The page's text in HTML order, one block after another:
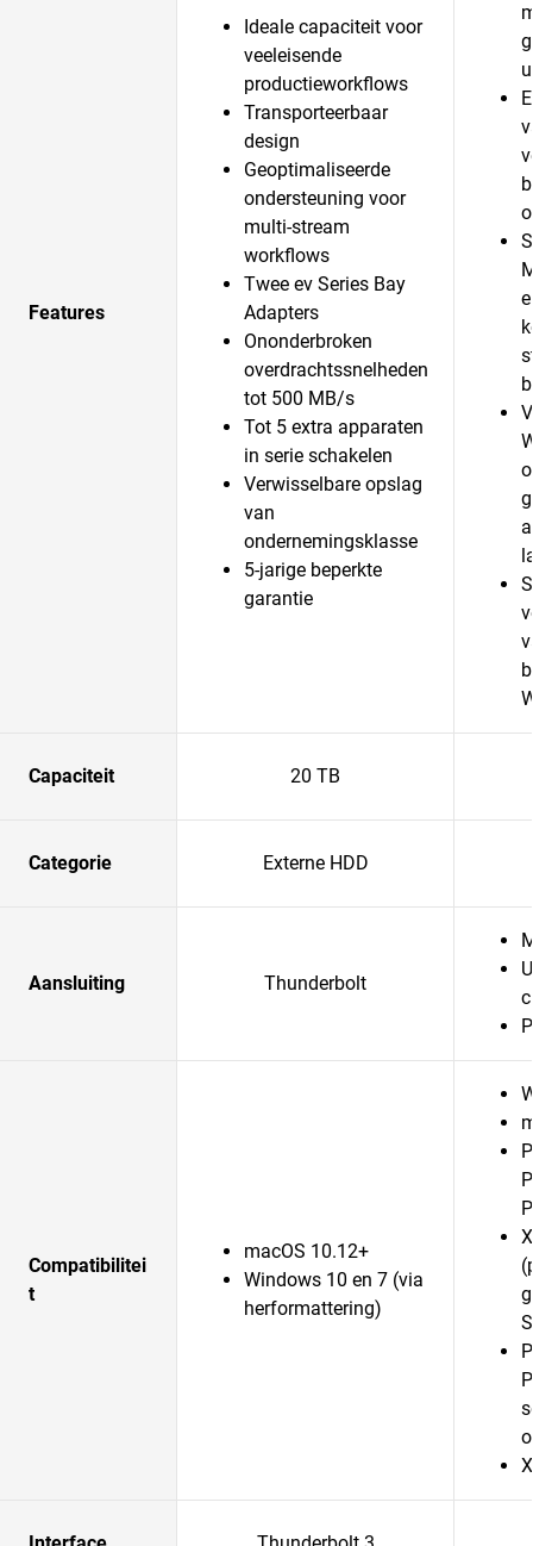
Features
Ideale capaciteit voor
veeleisende
productieworkflows
Transporteerbaar
design
Geoptimaliseerde
ondersteuning voor
multi-stream
workflows
Twee ev Series Bay
Adapters
Ononderbroken
overdrachtssnelheden
tot 500 MB/s
Tot 5 extra apparaten
in serie schakelen
Verwisselbare opslag
van
ondernemingsklasse
5-jarige beperkte
garantie
Capaciteit 20 TB
Categorie Externe HDD
Aansluiting Thunderbolt
Compatibilitei
t
macOS 10.12+
Windows 10 en 7 (via
herformattering)